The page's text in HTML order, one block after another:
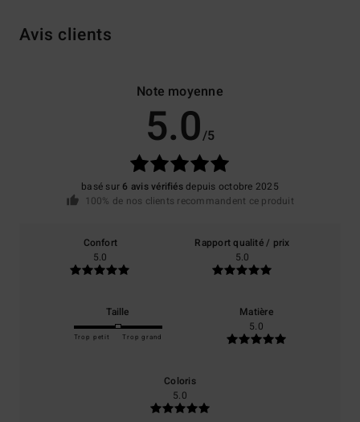
Avis clients
Note moyenne
5.0/5
basé sur 6 avis vérifiésdepuis octobre 2025
100% de nos clients recommandent ce produit
Confort
5.0
Rapport qualité / prix
5.0
Taille
Trop petit Trop grand
Matière
5.0
Coloris
5.0